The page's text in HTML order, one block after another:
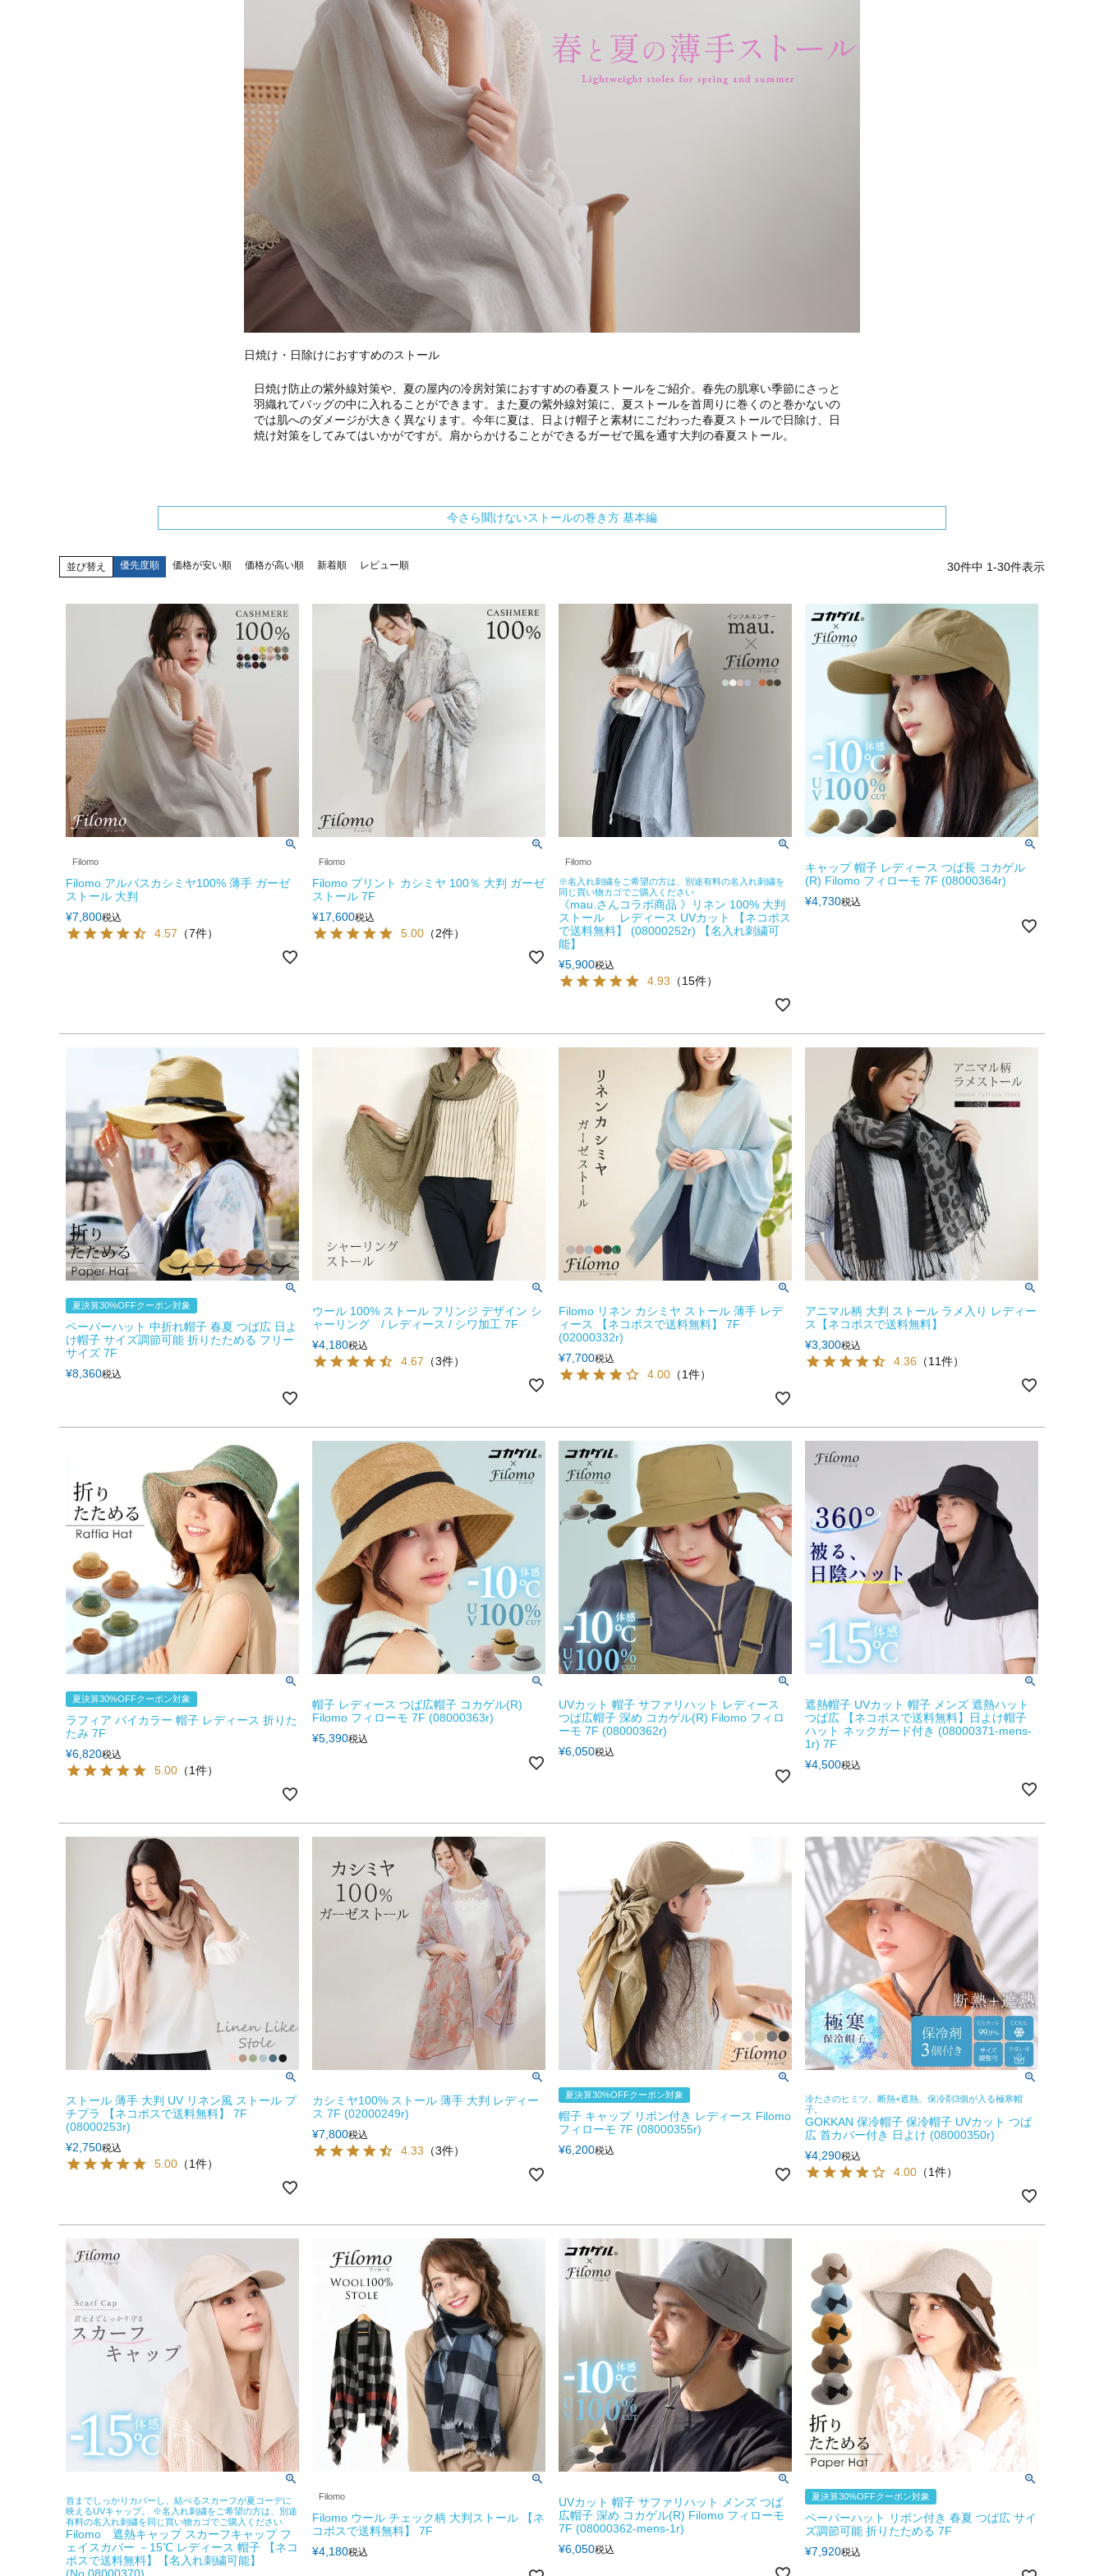
日焼け・日除けにおすすめのストール
日焼け防止の紫外線対策や、夏の屋内の冷房対策におすすめの春夏ストールをご紹介。春先の肌寒い季節にさっと
羽織れてバッグの中に入れることができます。また夏の紫外線対策に、夏ストールを首周りに巻くのと巻かないの
では肌へのダメージが大きく異なります。今年に夏は、日よけ帽子と素材にこだわった春夏ストールで日除け、日
焼け対策をしてみてはいかがですが。肩からかけることができるガーゼで風を通す大判の春夏ストール。
今さら聞けないストールの巻き方 基本編
並び替え 優先度順 価格が安い順 価格が高い順 新着順 レビュー順 30件中 1-30件表示
Filomo
Filomo アルバスカシミヤ100% 薄手 ガーゼ
ストール 大判
¥7,800税込
4.57 （7件）
Filomo
Filomo プリント カシミヤ 100％ 大判 ガーゼ
ストール 7F
¥17,600税込
5.00 （2件）
Filomo
※名入れ刺繍をご希望の方は、別途有料の名入れ刺繍を
同じ買い物カゴでご購入ください
《mau.さんコラボ商品 》リネン 100% 大判
ストール レディース UVカット 【ネコポス
で送料無料】 (08000252r) 【名入れ刺繍可
能】
¥5,900税込
4.93 （15件）
キャップ 帽子 レディース つば長 コカゲル
(R) Filomo フィローモ 7F (08000364r)
¥4,730税込
夏決算30%OFFクーポン対象
ペーパーハット 中折れ帽子 春夏 つば広 日よ
け帽子 サイズ調節可能 折りたためる フリー
サイズ 7F
¥8,360税込
ウール 100% ストール フリンジ デザイン シ
ャーリング / レディース / シワ加工 7F
¥4,180税込
4.67 （3件）
Filomo リネン カシミヤ ストール 薄手 レデ
ィース 【ネコポスで送料無料】 7F
(02000332r)
¥7,700税込
4.00 （1件）
アニマル柄 大判 ストール ラメ入り レディー
ス【ネコポスで送料無料】
¥3,300税込
4.36 （11件）
夏決算30%OFFクーポン対象
ラフィア バイカラー 帽子 レディース 折りた
たみ 7F
¥6,820税込
5.00 （1件）
帽子 レディース つば広帽子 コカゲル(R)
Filomo フィローモ 7F (08000363r)
¥5,390税込
UVカット 帽子 サファリハット レディース
つば広帽子 深め コカゲル(R) Filomo フィロ
ーモ 7F (08000362r)
¥6,050税込
遮熱帽子 UVカット 帽子 メンズ 遮熱ハット
つば広 【ネコポスで送料無料】日よけ帽子
ハット ネックガード付き (08000371-mens-
1r) 7F
¥4,500税込
ストール 薄手 大判 UV リネン風 ストール プ
チプラ 【ネコポスで送料無料】 7F
(08000253r)
¥2,750税込
5.00 （1件）
カシミヤ100% ストール 薄手 大判 レディー
ス 7F (02000249r)
¥7,800税込
4.33 （3件）
夏決算30%OFFクーポン対象
帽子 キャップ リボン付き レディース Filomo
フィローモ 7F (08000355r)
¥6,200税込
冷たさのヒミツ、断熱+遮熱。保冷剤3個が入る極寒帽
子。
GOKKAN 保冷帽子 保冷帽子 UVカット つば
広 首カバー付き 日よけ (08000350r)
¥4,290税込
4.00 （1件）
首までしっかりカバーし、結べるスカーフが夏コーデに
映えるUVキャップ。 ※名入れ刺繍をご希望の方は、別途
有料の名入れ刺繍を同じ買い物カゴでご購入ください
Filomo 遮熱キャップ スカーフキャップ フ
ェイスカバー －15℃ レディース 帽子 【ネコ
ポスで送料無料】【名入れ刺繍可能】
Filomo
Filomo ウール チェック柄 大判ストール 【ネ
コポスで送料無料】 7F
¥4,180税込
UVカット 帽子 サファリハット メンズ つば
広帽子 深め コカゲル(R) Filomo フィローモ
7F (08000362-mens-1r)
¥6,050税込
夏決算30%OFFクーポン対象
ペーパーハット リボン付き 春夏 つば広 サイ
ズ調節可能 折りたためる 7F
¥7,920税込